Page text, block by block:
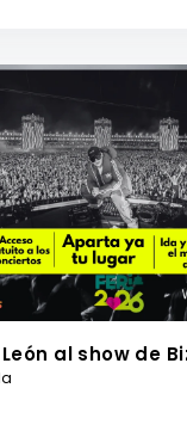
al show de